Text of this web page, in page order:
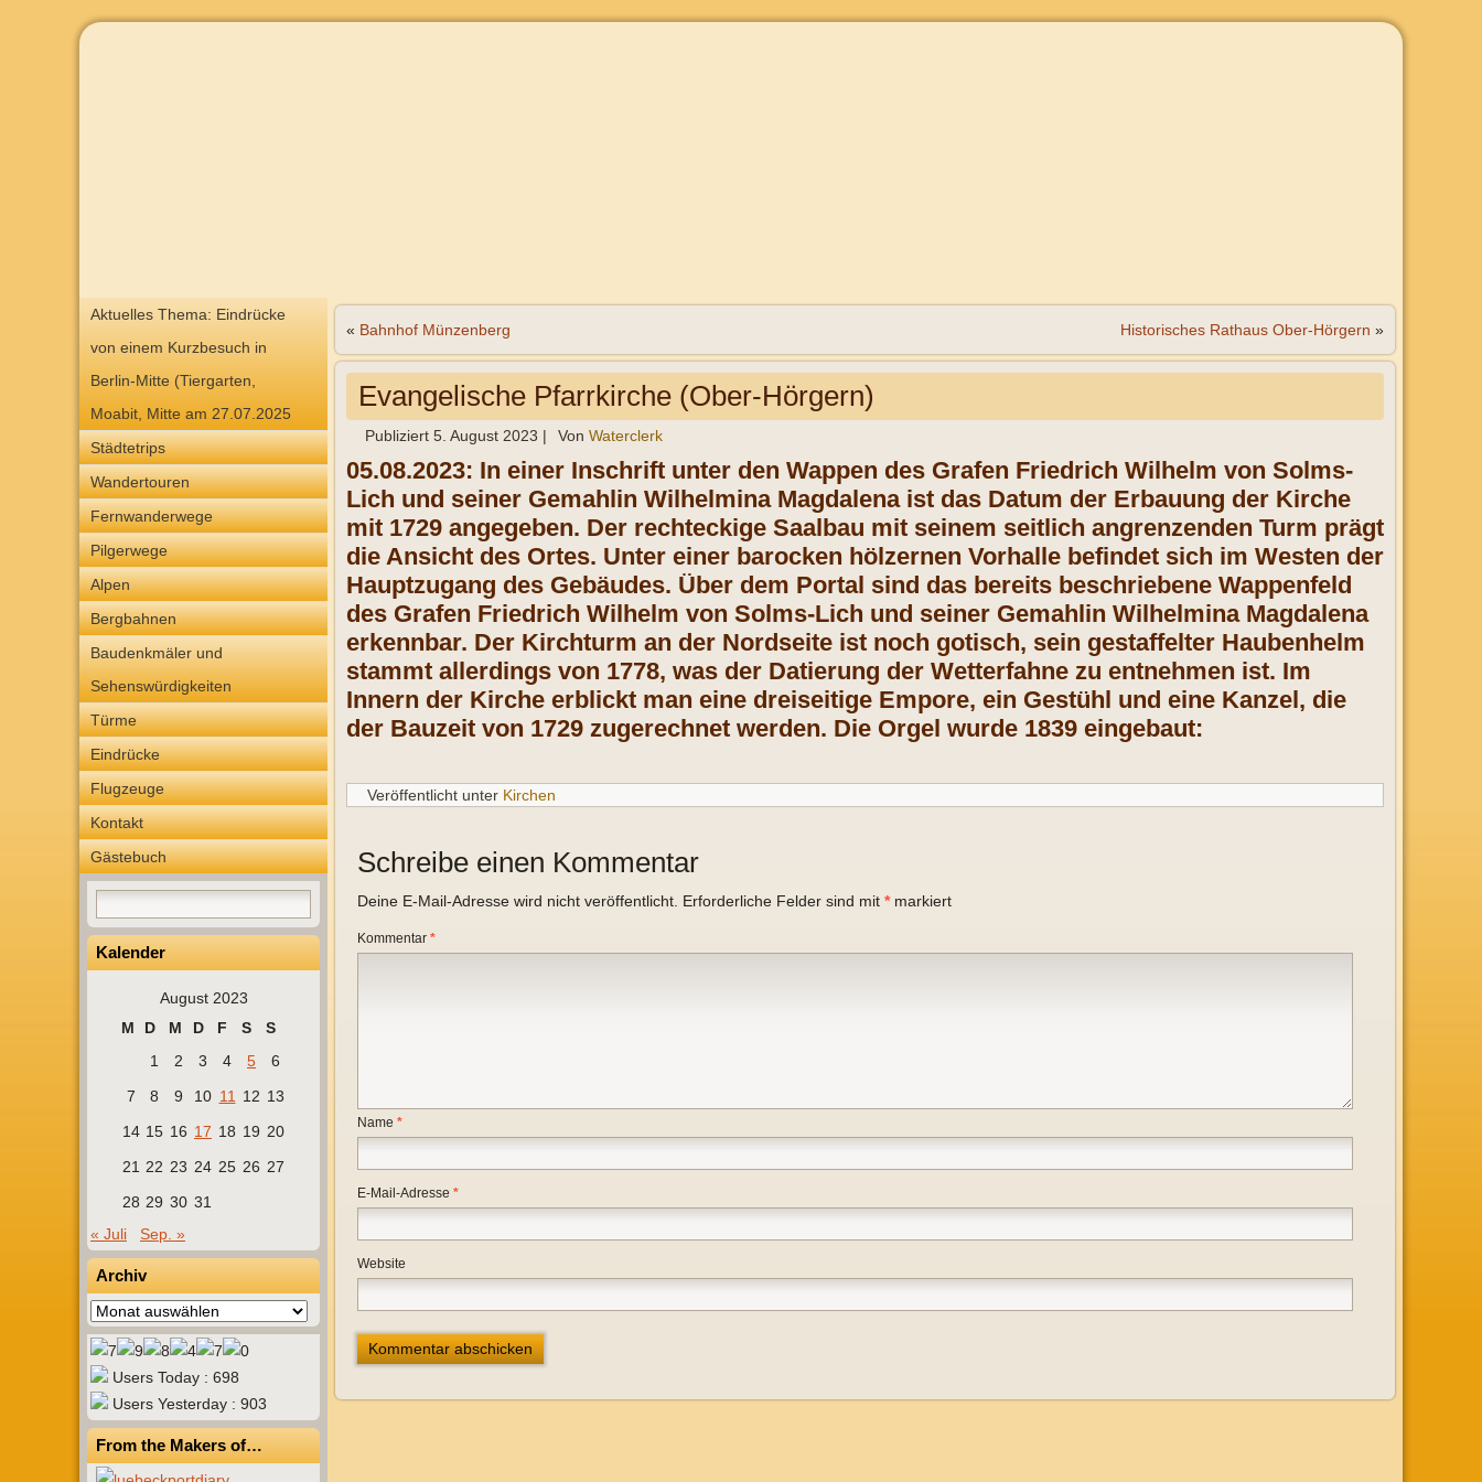
Aktuelles Thema: Eindrücke
von einem Kurzbesuch in
Berlin-Mitte (Tiergarten,
Moabit, Mitte am 27.07.2025
Städtetrips
Wandertouren
Fernwanderwege
Pilgerwege
Alpen
Bergbahnen
Baudenkmäler und
Sehenswürdigkeiten
Türme
Eindrücke
Flugzeuge
Kontakt
Gästebuch
Kalender
August 2023
M
D M D F S
S
1
2 3 4 5
6
7
8 9 10 11 12 13
14 15 16 17 18 19 20
21 22 23 24 25 26 27
28 29 30 31
« Juli
Sep. »
Archiv
Archiv
Users Today : 698
Users Yesterday : 903
From the Makers of…
« Bahnhof Münzenberg Historisches Rathaus Ober-Hörgern »
Evangelische Pfarrkirche (Ober-Hörgern)
Publiziert 5. August 2023 | Von Waterclerk
05.08.2023: In einer Inschrift unter den Wappen des Grafen Friedrich Wilhelm von Solms-
Lich und seiner Gemahlin Wilhelmina Magdalena ist das Datum der Erbauung der Kirche
mit 1729 angegeben. Der rechteckige Saalbau mit seinem seitlich angrenzenden Turm prägt
die Ansicht des Ortes. Unter einer barocken hölzernen Vorhalle befindet sich im Westen der
Hauptzugang des Gebäudes. Über dem Portal sind das bereits beschriebene Wappenfeld
des Grafen Friedrich Wilhelm von Solms-Lich und seiner Gemahlin Wilhelmina Magdalena
erkennbar. Der Kirchturm an der Nordseite ist noch gotisch, sein gestaffelter Haubenhelm
stammt allerdings von 1778, was der Datierung der Wetterfahne zu entnehmen ist. Im
Innern der Kirche erblickt man eine dreiseitige Empore, ein Gestühl und eine Kanzel, die
der Bauzeit von 1729 zugerechnet werden. Die Orgel wurde 1839 eingebaut:
Veröffentlicht unter Kirchen
Schreibe einen Kommentar
Deine E-Mail-Adresse wird nicht veröffentlicht. Erforderliche Felder sind mit *markiert
Kommentar *
Name *
E-Mail-Adresse *
Website